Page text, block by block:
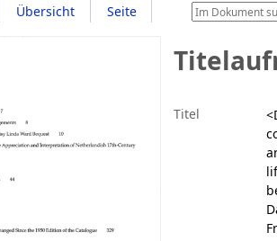
Übersicht Seite
Titel